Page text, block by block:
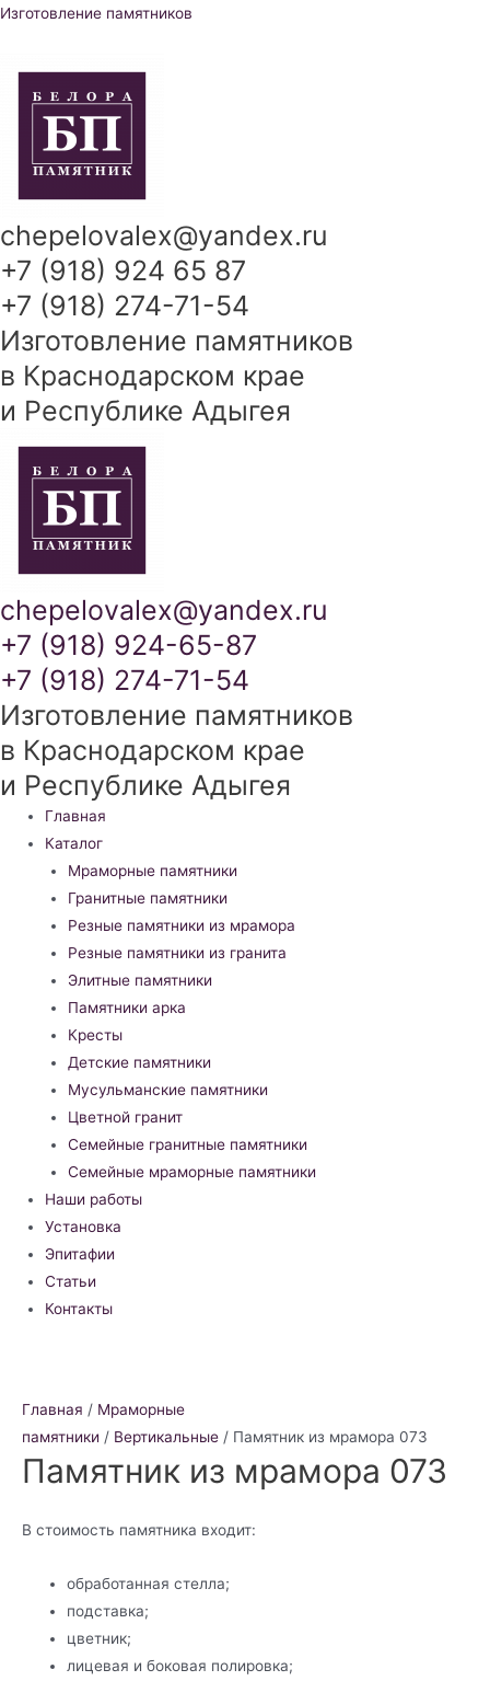
Перейти
Изготовление памятников
chepelovalex@yandex.ru
+7 (918) 924 65 87
+7 (918) 274-71-54
Изготовление памятников
в Краснодарском крае
и Республике Адыгея
chepelovalex@yandex.ru
+7 (918) 924-65-87
+7 (918) 274-71-54
Изготовление памятников
в Краснодарском крае
и Республике Адыгея
Меню
Главная
Каталог
Мраморные памятники
Гранитные памятники
Резные памятники из мрамора
Резные памятники из гранита
Элитные памятники
Памятники арка
Кресты
Детские памятники
Мусульманские памятники
Цветной гранит
Семейные гранитные памятники
Семейные мраморные памятники
Наши работы
Установка
Эпитафии
Статьи
Контакты
Главная / Мраморные
памятники / Вертикальные / Памятник из мрамора 073
Памятник из мрамора 073
В стоимость памятника входит:
обработанная стелла;
подставка;
цветник;
лицевая и боковая полировка;